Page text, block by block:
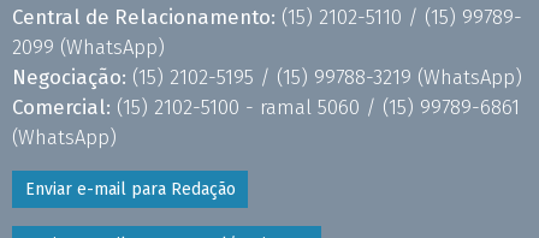
Central de Relacionamento: (15) 2102-5110 / (15) 99789-
2099 (WhatsApp)
Negociação: (15) 2102-5195 / (15) 99788-3219 (WhatsApp)
Comercial: (15) 2102-5100 - ramal 5060 / (15) 99789-6861
(WhatsApp)
Enviar e-mail para Redação